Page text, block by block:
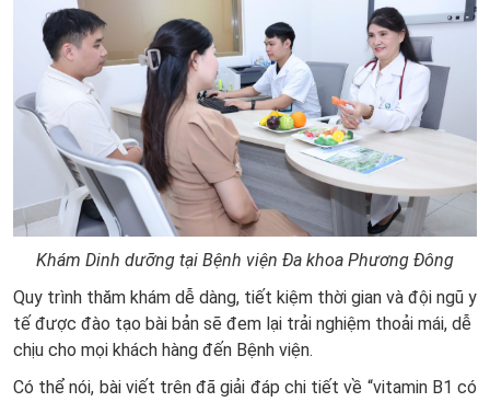
Khám Dinh dưỡng tại Bệnh viện Đa khoa Phương Đông
Quy trình thăm khám dễ dàng, tiết kiệm thời gian và đội ngũ y
tế được đào tạo bài bản sẽ đem lại trải nghiệm thoải mái, dễ
chịu cho mọi khách hàng đến Bệnh viện.
Có thể nói, bài viết trên đã giải đáp chi tiết về “vitamin B1 có